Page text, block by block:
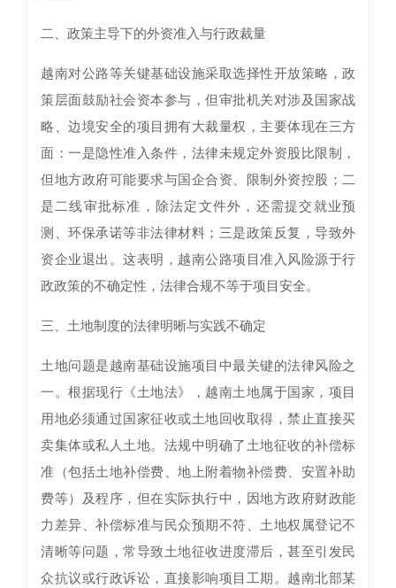
二、政策主导下的外资准入与行政裁量
越南对公路等关键基础设施采取选择性开放策略，政
策层面鼓励社会资本参与，但审批机关对涉及国家战
略、边境安全的项目拥有大裁量权，主要体现在三方
面：一是隐性准入条件，法律未规定外资股比限制，
但地方政府可能要求与国企合资、限制外资控股；二
是二线审批标准，除法定文件外，还需提交就业预
测、环保承诺等非法律材料；三是政策反复，导致外
资企业退出。这表明，越南公路项目准入风险源于行
政政策的不确定性，法律合规不等于项目安全。
三、土地制度的法律明晰与实践不确定
土地问题是越南基础设施项目中最关键的法律风险之
一。根据现行《土地法》，越南土地属于国家，项目
用地必须通过国家征收或土地回收取得，禁止直接买
卖集体或私人土地。法规中明确了土地征收的补偿标
准（包括土地补偿费、地上附着物补偿费、安置补助
费等）及程序，但在实际执行中，因地方政府财政能
力差异、补偿标准与民众预期不符、土地权属登记不
清晰等问题，常导致土地征收进度滞后，甚至引发民
众抗议或行政诉讼，直接影响项目工期。越南北部某